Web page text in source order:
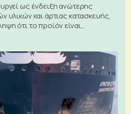
ως ένδειξη ανώτερης
υλικών και άρτιας κατασκευής,
ότι το προϊόν είναι